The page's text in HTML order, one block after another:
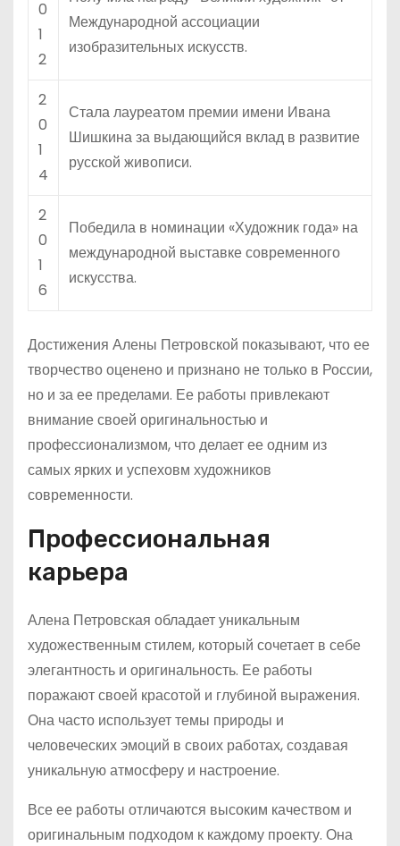
0
1
2
Международной ассоциации
изобразительных искусств.
2
0
1
4
Стала лауреатом премии имени Ивана
Шишкина за выдающийся вклад в развитие
русской живописи.
2
0
1
6
Победила в номинации «Художник года» на
международной выставке современного
искусства.
Достижения Алены Петровской показывают, что ее
творчество оценено и признано не только в России,
но и за ее пределами. Ее работы привлекают
внимание своей оригинальностью и
профессионализмом, что делает ее одним из
самых ярких и успеховм художников
современности.
Профессиональная
карьера
Алена Петровская обладает уникальным
художественным стилем, который сочетает в себе
элегантность и оригинальность. Ее работы
поражают своей красотой и глубиной выражения.
Она часто использует темы природы и
человеческих эмоций в своих работах, создавая
уникальную атмосферу и настроение.
Все ее работы отличаются высоким качеством и
оригинальным подходом к каждому проекту. Она